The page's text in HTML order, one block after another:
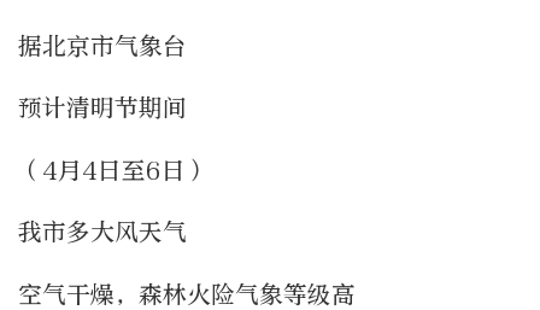
据北京市气象台
预计清明节期间
（4月4日至6日）
我市多大风天气
空气干燥，森林火险气象等级高